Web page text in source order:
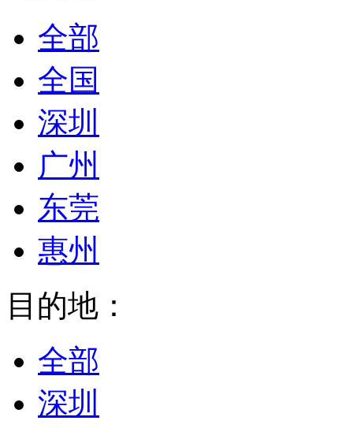
全部
全国
深圳
广州
东莞
惠州
目的地：
全部
深圳